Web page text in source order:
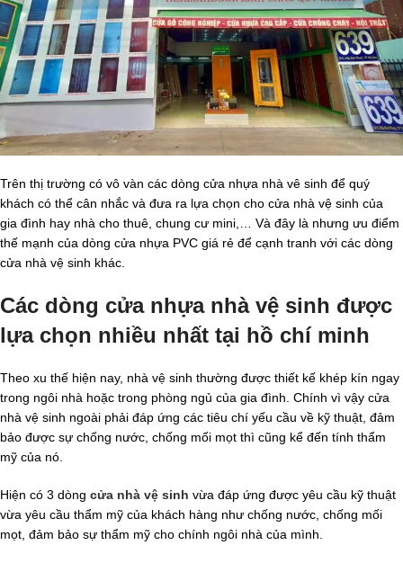
Trên thị trường có vô vàn các dòng cửa nhựa nhà vê sinh để quý
khách có thể cân nhắc và đưa ra lựa chọn cho cửa nhà vệ sinh của
gia đình hay nhà cho thuê, chung cư mini,… Và đây là nhưng ưu điểm
thế mạnh của dòng cửa nhựa PVC giá rẻ để cạnh tranh với các dòng
cửa nhà vệ sinh khác.
Các dòng cửa nhựa nhà vệ sinh được
lựa chọn nhiều nhất tại hồ chí minh
Theo xu thế hiện nay, nhà vệ sinh thường được thiết kế khép kín ngay
trong ngôi nhà hoặc trong phòng ngủ của gia đình. Chính vì vậy cửa
nhà vệ sinh ngoài phải đáp ứng các tiêu chí yếu cầu về kỹ thuật, đảm
bảo được sự chống nước, chống mối mọt thì cũng kể đến tính thẩm
mỹ của nó.
Hiện có 3 dòng cửa nhà vệ sinh vừa đáp ứng được yêu cầu kỹ thuật
vừa yêu cầu thẩm mỹ của khách hàng như chống nước, chống mối
mọt, đảm bảo sự thẩm mỹ cho chính ngôi nhà của mình.